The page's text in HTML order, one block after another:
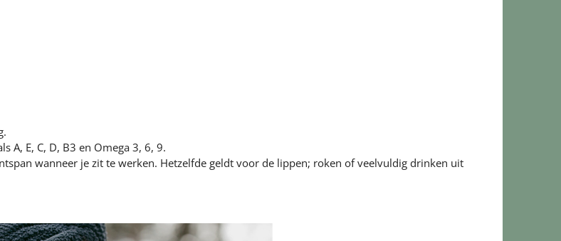
A, E, C, D, B3 en Omega 3, 6, 9.
wanneer je zit te werken. Hetzelfde geldt voor de lippen; roken of veelvuldig drinken uit